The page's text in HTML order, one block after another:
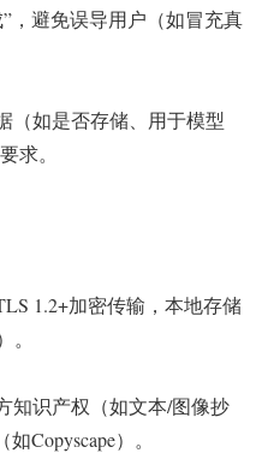
，避免误导用户（如冒充真
（如是否存储、用于模型
求。
1.2+加密传输，本地存储
知识产权（如文本/图像抄
Copyscape）。